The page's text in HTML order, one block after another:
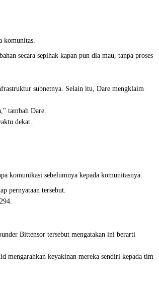
komunitas.
secara sepihak kapan pun dia mau, tanpa proses
subnetnya. Selain itu, Dare mengklaim
tambah Dare.
dekat.
komunikasi sebelumnya kepada komunitasnya.
pernyataan tersebut.
Bittensor tersebut mengatakan ini berarti
mengarahkan keyakinan mereka sendiri kepada tim